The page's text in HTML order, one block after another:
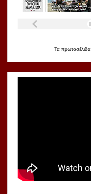
Τα πρωτοσέλιδα